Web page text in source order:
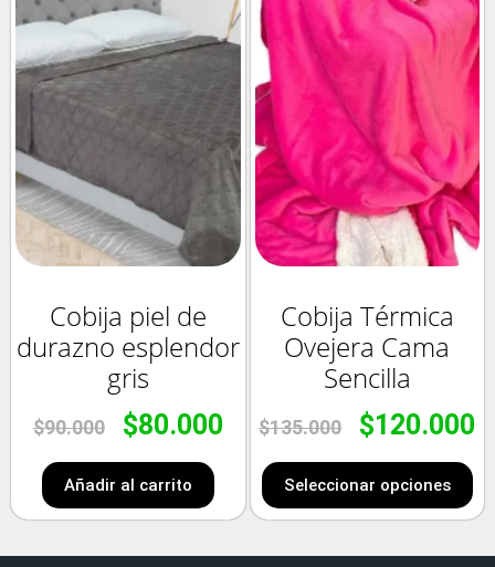
Cobija piel de
durazno esplendor
gris
$90.000 $80.000
Añadir al carrito
Cobija Térmica
Ovejera Cama
Sencilla
$135.000 $120.000
Seleccionar opciones